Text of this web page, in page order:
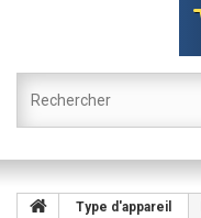
Type d'appareil